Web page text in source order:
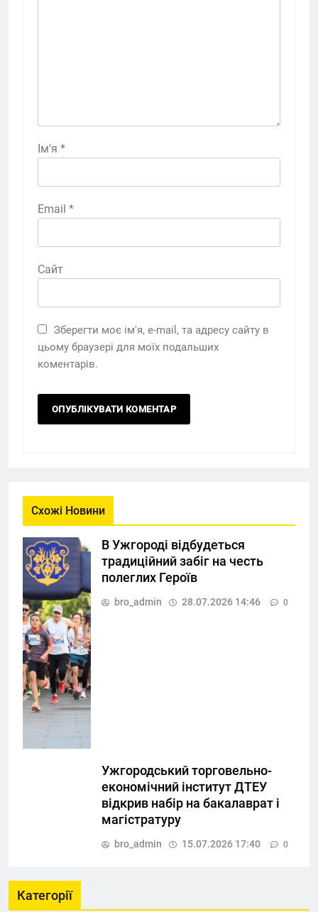
Ім'я *
Email *
Сайт
Зберегти моє ім'я, e-mail, та адресу сайту в
цьому браузері для моїх подальших
коментарів.
Схожі Новини
В Ужгороді відбудеться
традиційний забіг на честь
полеглих Героїв
bro_admin 28.07.2026 14:46 0
Ужгородський торговельно-
економічний інститут ДТЕУ
відкрив набір на бакалаврат і
магістратуру
bro_admin 15.07.2026 17:40 0
Категорії